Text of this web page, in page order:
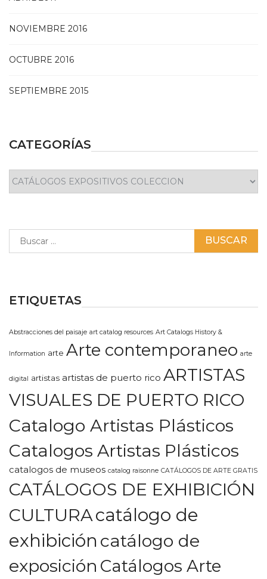
NOVIEMBRE 2016
OCTUBRE 2016
SEPTIEMBRE 2015
CATEGORÍAS
Categorías
ETIQUETAS
Abstracciones del paisaje art catalog resources Art Catalogs History &
Information arte Arte contemporaneo arte
digital artistas artistas de puerto rico ARTISTAS
VISUALES DE PUERTO RICO
Catalogo Artistas Plásticos
Catalogos Artistas Plásticos
catalogos de museos catalog raisonne CATÁLOGOS DE ARTE GRATIS
CATÁLOGOS DE EXHIBICIÓN
CULTURAcatálogo de
exhibición catálogo de
exposición Catálogos Arte